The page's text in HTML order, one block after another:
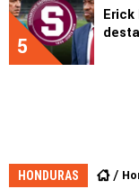
5
HONDURAS